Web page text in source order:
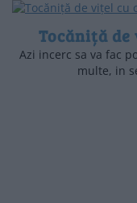
Tocăniță
Azi incerc sa va fac
multe, in